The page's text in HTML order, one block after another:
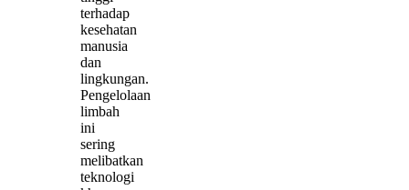
terhadap
kesehatan
manusia
dan
lingkungan.
Pengelolaan
limbah
ini
sering
melibatkan
teknologi